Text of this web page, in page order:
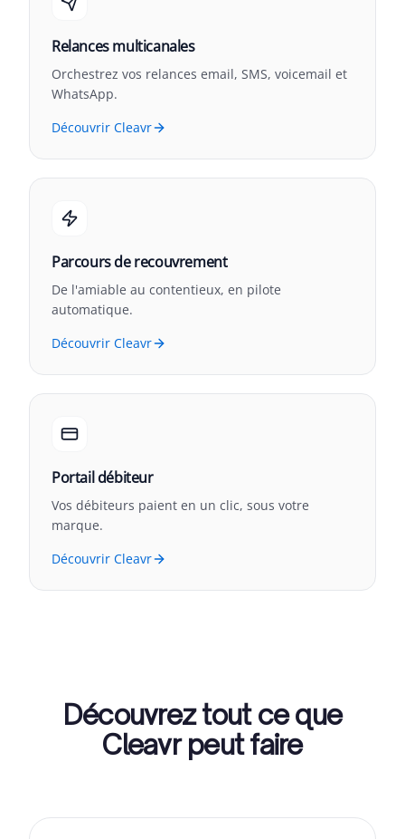
Relances multicanales
Orchestrez vos relances email, SMS, voicemail et
WhatsApp.
Découvrir Cleavr
Parcours de recouvrement
De l'amiable au contentieux, en pilote
automatique.
Découvrir Cleavr
Portail débiteur
Vos débiteurs paient en un clic, sous votre
marque.
Découvrir Cleavr
Découvrez tout ce que
Cleavr peut faire